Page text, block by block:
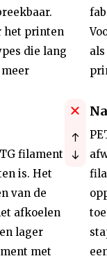
het printen
die lang
filament
is. Het
van de
afkoelen
lager
met